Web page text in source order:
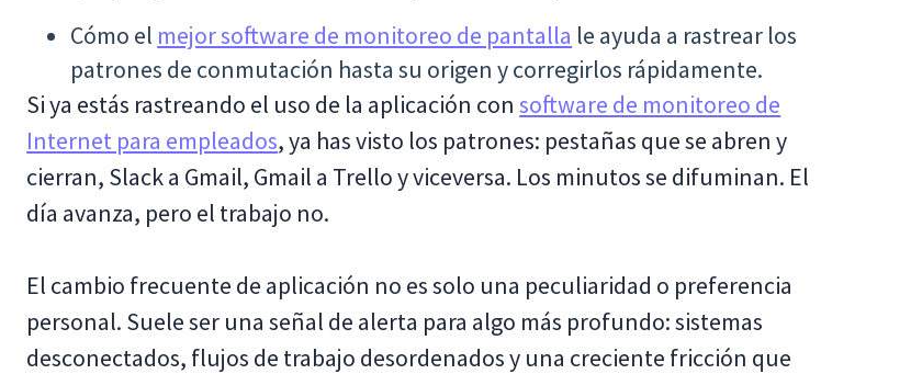
Cómo el mejor software de monitoreo de pantalla le ayuda a rastrear los
patrones de conmutación hasta su origen y corregirlos rápidamente.
Si ya estás rastreando el uso de la aplicación consoftware de monitoreo de
Internet para empleados, ya has visto los patrones: pestañas que se abren y
cierran, Slack a Gmail, Gmail a Trello y viceversa. Los minutos se difuminan. El
día avanza, pero el trabajo no.
El cambio frecuente de aplicación no es solo una peculiaridad o preferencia
personal. Suele ser una señal de alerta para algo más profundo: sistemas
desconectados, flujos de trabajo desordenados y una creciente fricción que